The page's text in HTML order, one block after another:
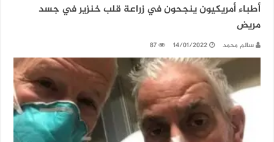
أطباء أمريكيون ينجحون في زراعة قلب خنزير في جسد
مريض
سالم محمد 14/01/2022
87